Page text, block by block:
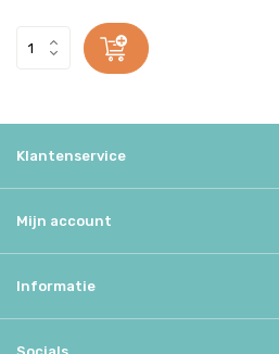
Klantenservice
Mijn account
Informatie